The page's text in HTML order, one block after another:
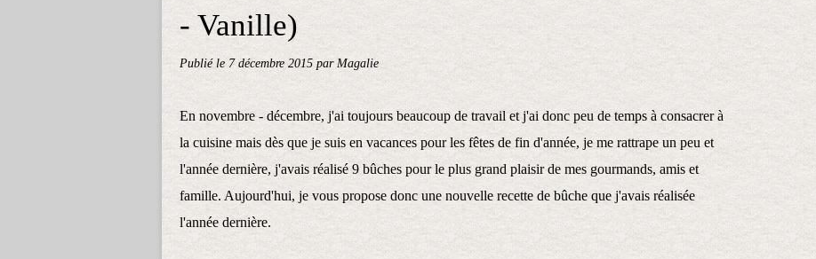
- Vanille)
Publié le 7 décembre 2015 par Magalie
En novembre - décembre, j'ai toujours beaucoup de travail et j'ai donc peu de temps à consacrer à
la cuisine mais dès que je suis en vacances pour les fêtes de fin d'année, je me rattrape un peu et
l'année dernière, j'avais réalisé 9 bûches pour le plus grand plaisir de mes gourmands, amis et
famille. Aujourd'hui, je vous propose donc une nouvelle recette de bûche que j'avais réalisée
l'année dernière.